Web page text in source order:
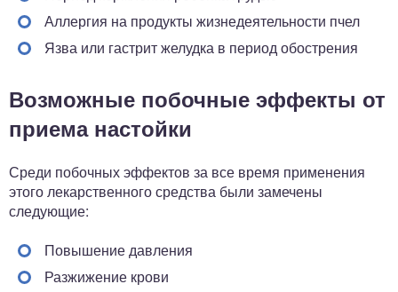
Аллергия на продукты жизнедеятельности пчел
Язва или гастрит желудка в период обострения
Возможные побочные эффекты от
приема настойки
Среди побочных эффектов за все время применения
этого лекарственного средства были замечены
следующие:
Повышение давления
Разжижение крови